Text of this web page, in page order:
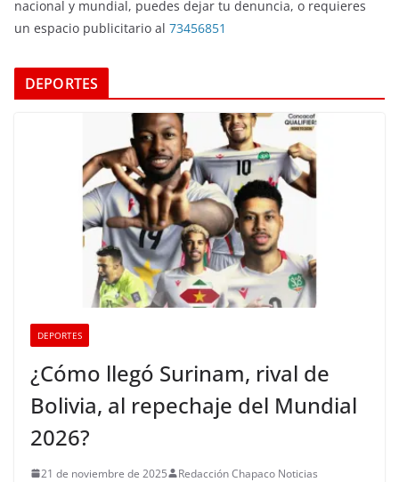
nacional y mundial, puedes dejar tu denuncia, o requieres
un espacio publicitario al 73456851
DEPORTES
DEPORTES
¿Cómo llegó Surinam, rival de
Bolivia, al repechaje del Mundial
2026?
21 de noviembre de 2025 Redacción Chapaco Noticias